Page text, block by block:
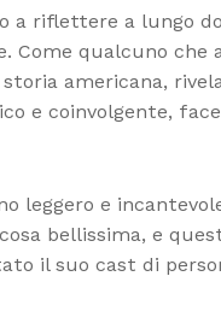
a riflettere a lungo
Come qualcuno che
americana,
e coinvolgente,
leggero e
bellissima, e
il suo cast di